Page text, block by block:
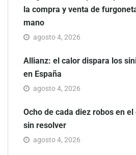
la compra y venta de
mano
agosto 4, 2026
Allianz: el calor dispara los
en España
agosto 4, 2026
Ocho de cada diez robos en
sin resolver
agosto 4, 2026